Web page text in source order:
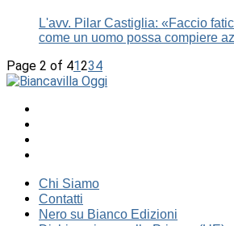
L'avv. Pilar Castiglia: «Faccio
come un uomo possa compiere
Page 2 of 41234
Chi Siamo
Contatti
Nero su Bianco Edizioni